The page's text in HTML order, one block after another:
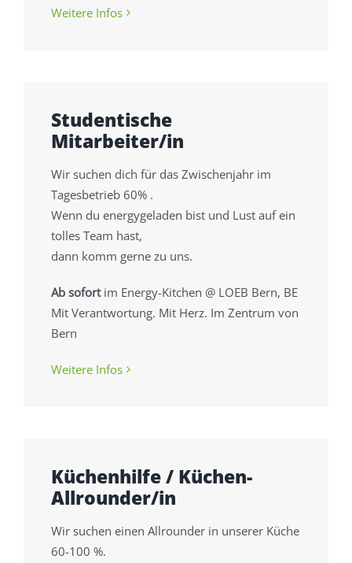
Weitere Infos
Studentische
Mitarbeiter/in
Wir suchen dich für das Zwischenjahr im
Tagesbetrieb 60% .
Wenn du energygeladen bist und Lust auf ein
tolles Team hast,
dann komm gerne zu uns.
Ab sofort im Energy-Kitchen @ LOEB Bern, BE
Mit Verantwortung. Mit Herz. Im Zentrum von
Bern
Weitere Infos
Küchenhilfe / Küchen-
Allrounder/in
Wir suchen einen Allrounder in unserer Küche
60-100 %.